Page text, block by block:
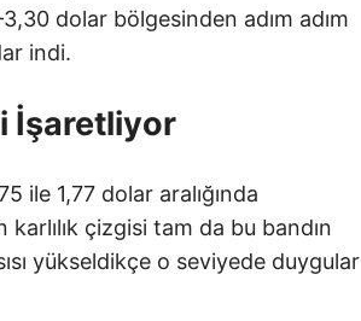
dolar bölgesinden adım adım
indi.
İşaretliyor
ile 1,77 dolar aralığında
karlılık çizgisi tam da bu bandın
yükseldikçe o seviyede duygular